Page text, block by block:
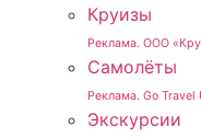
Круизы
Реклама. ООО
Самолёты
Реклама. Go
Экскурсии